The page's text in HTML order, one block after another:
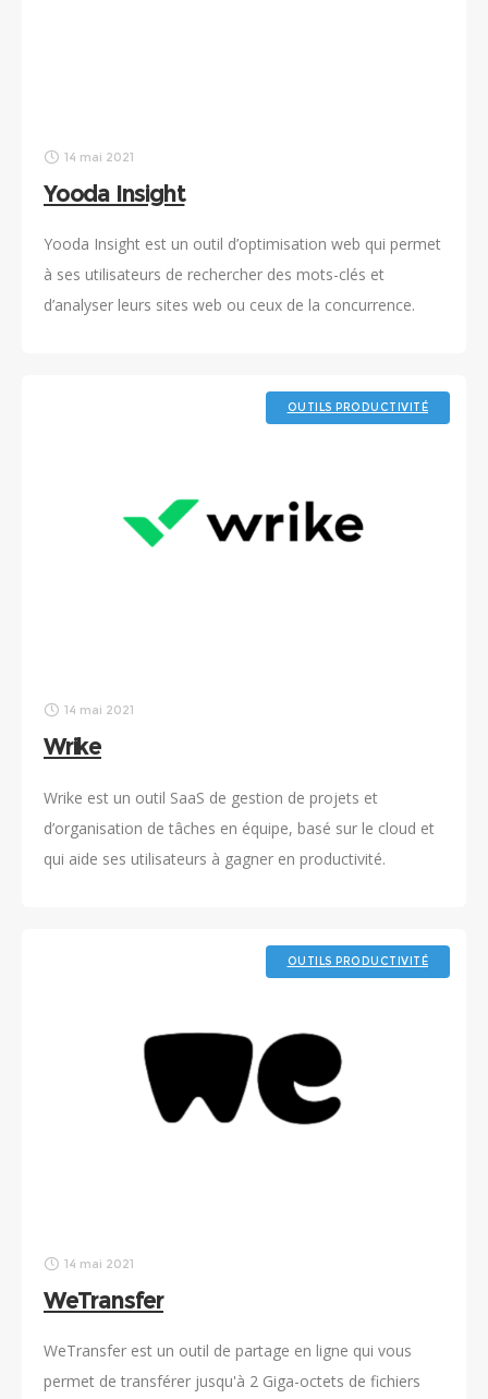
14 mai 2021
Yooda Insight
Yooda Insight est un outil d’optimisation web qui permet
à ses utilisateurs de rechercher des mots-clés et
d’analyser leurs sites web ou ceux de la concurrence.
OUTILS PRODUCTIVITÉ
14 mai 2021
Wrike
Wrike est un outil SaaS de gestion de projets et
d’organisation de tâches en équipe, basé sur le cloud et
qui aide ses utilisateurs à gagner en productivité.
OUTILS PRODUCTIVITÉ
14 mai 2021
WeTransfer
WeTransfer est un outil de partage en ligne qui vous
permet de transférer jusqu'à 2 Giga-octets de fichiers